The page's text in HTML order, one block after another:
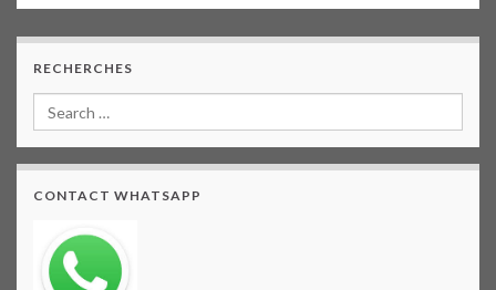
RECHERCHES
CONTACT WHATSAPP